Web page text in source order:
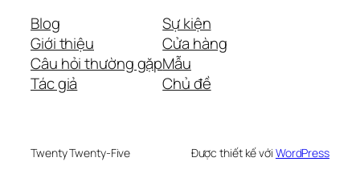
Blog
Giới thiệu
Câu hỏi thường gặp
Tác giả
Sự kiện
Cửa hàng
Mẫu
Chủ đề
Twenty Twenty-Five Được thiết kế với WordPress